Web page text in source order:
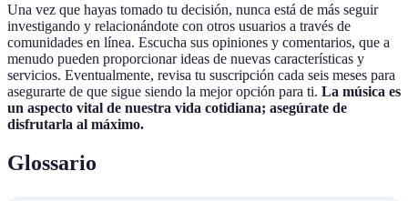
Una vez que hayas tomado tu decisión, nunca está de más seguir
investigando y relacionándote con otros usuarios a través de
comunidades en línea. Escucha sus opiniones y comentarios, que a
menudo pueden proporcionar ideas de nuevas características y
servicios. Eventualmente, revisa tu suscripción cada seis meses para
asegurarte de que sigue siendo la mejor opción para ti. La música es
un aspecto vital de nuestra vida cotidiana; asegúrate de
disfrutarla al máximo.
Glossario